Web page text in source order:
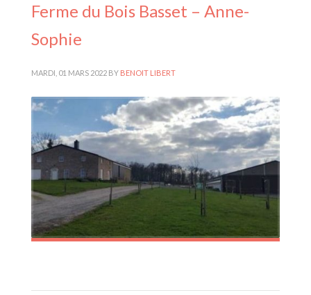
Ferme du Bois Basset – Anne-
Sophie
MARDI, 01 MARS 2022 BY BENOIT LIBERT